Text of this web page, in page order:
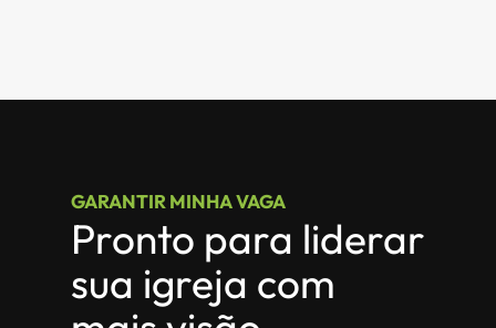
GARANTIR MINHA VAGA
Pronto para liderar
sua igreja com